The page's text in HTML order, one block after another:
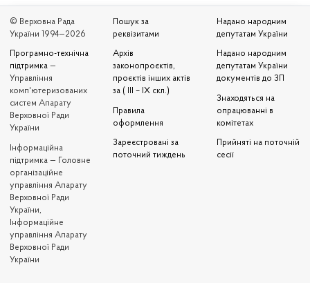
© Верховна Рада
України 1994—2026
Програмно-технічна
підтримка —
Управління
комп'ютеризованих
систем Апарату
Верховної Ради
України
Iнформаційна
підтримка — Головне
організаційне
управління Апарату
Верховної Ради
України,
Інформаційне
управління Апарату
Верховної Ради
України
Пошук за
реквізитами
Архів
законопроєктів,
проєктів інших актів
за ( III – IX скл.)
Правила
оформлення
Зареєстровані за
поточний тиждень
Надано народним
депутатам України
Надано народним
депутатам України
документів до ЗП
Знаходяться на
опрацюванні в
комітетах
Прийняті на поточній
сесії